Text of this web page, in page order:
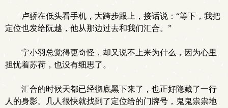
卢骄在低头看手机，大跨步跟上，接话说：“等下，我把
定位也发给阮越，他从那边过去和我们汇合。”
宁小羽总觉得更奇怪，却又说不上来为什么，因为心里
担忧着苏荷，也没有细思了。
汇合的时候天都已经彻底黑下来了，也正好隐藏了一行
人的身影。几人很快就找到了定位给的门牌号，鬼鬼祟祟地